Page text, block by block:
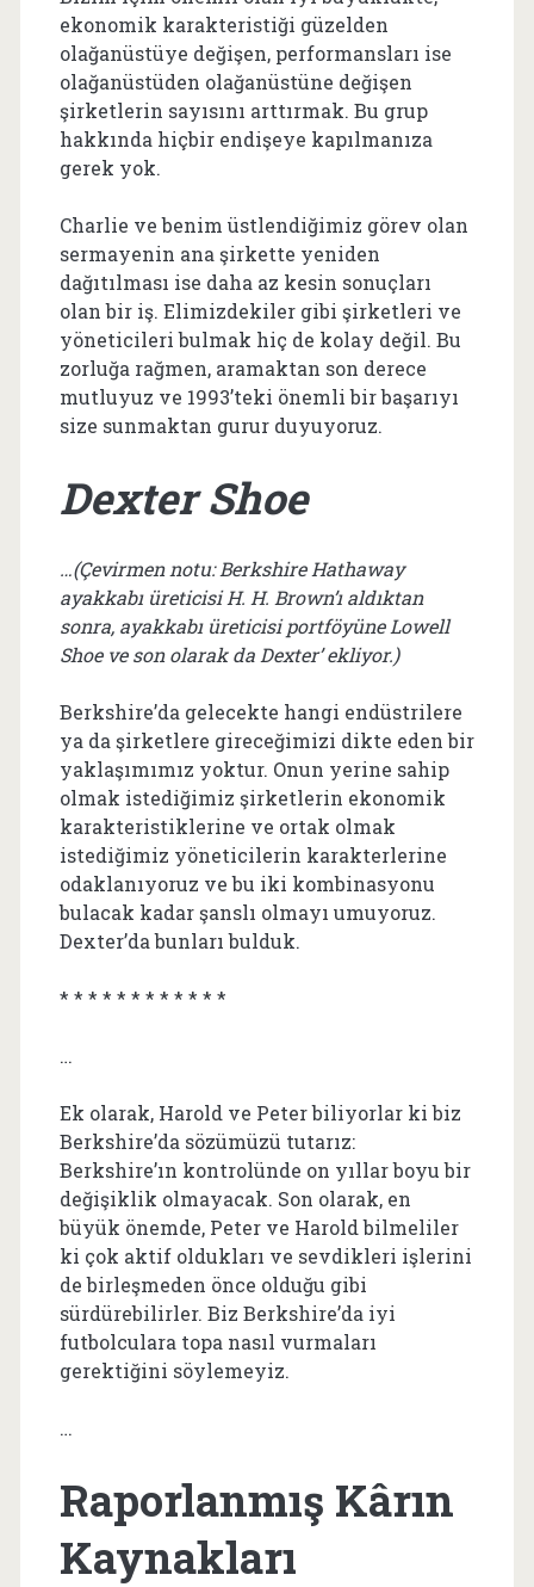
ekonomik karakteristiği güzelden
olağanüstüye değişen, performansları ise
olağanüstüden olağanüstüne değişen
şirketlerin sayısını arttırmak. Bu grup
hakkında hiçbir endişeye kapılmanıza
gerek yok.
Charlie ve benim üstlendiğimiz görev olan
sermayenin ana şirkette yeniden
dağıtılması ise daha az kesin sonuçları
olan bir iş. Elimizdekiler gibi şirketleri ve
yöneticileri bulmak hiç de kolay değil. Bu
zorluğa rağmen, aramaktan son derece
mutluyuz ve 1993’teki önemli bir başarıyı
size sunmaktan gurur duyuyoruz.
Dexter Shoe
…(Çevirmen notu: Berkshire Hathaway
ayakkabı üreticisi H. H. Brown’ı aldıktan
sonra, ayakkabı üreticisi portföyüne Lowell
Shoe ve son olarak da Dexter’ ekliyor.)
Berkshire’da gelecekte hangi endüstrilere
ya da şirketlere gireceğimizi dikte eden bir
yaklaşımımız yoktur. Onun yerine sahip
olmak istediğimiz şirketlerin ekonomik
karakteristiklerine ve ortak olmak
istediğimiz yöneticilerin karakterlerine
odaklanıyoruz ve bu iki kombinasyonu
bulacak kadar şanslı olmayı umuyoruz.
Dexter’da bunları bulduk.
* * * * * * * * * * * *
…
Ek olarak, Harold ve Peter biliyorlar ki biz
Berkshire’da sözümüzü tutarız:
Berkshire’ın kontrolünde on yıllar boyu bir
değişiklik olmayacak. Son olarak, en
büyük önemde, Peter ve Harold bilmeliler
ki çok aktif oldukları ve sevdikleri işlerini
de birleşmeden önce olduğu gibi
sürdürebilirler. Biz Berkshire’da iyi
futbolculara topa nasıl vurmaları
gerektiğini söylemeyiz.
…
Raporlanmış Kârın
Kaynakları